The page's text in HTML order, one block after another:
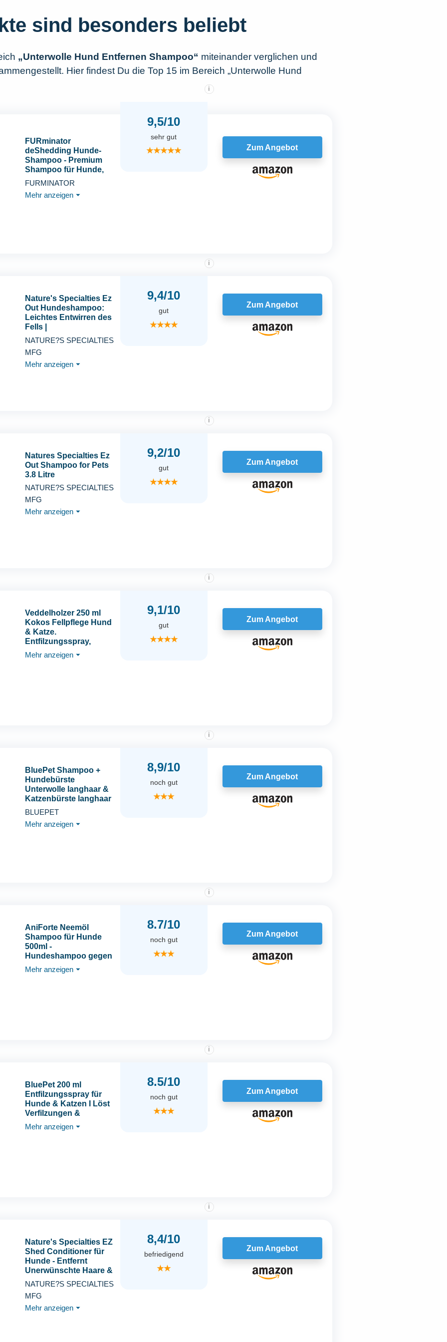
sind besonders beliebt
„Unterwolle Hund Entfernen Shampoo“ miteinander verglichen und
Hier findest Du die Top 15 im Bereich „Unterwolle Hund
FURminator
deShedding Hunde-
Shampoo - Premium
Shampoo für Hunde,
löst effektiv lose Haare,
473 ml
FURMINATOR
Mehr anzeigen ⏷
9,5/10
i
sehr gut
★★★★★ Zum Angebot
Nature's Specialties Ez
Out Hundeshampoo:
Leichtes Entwirren des
Fells |
Haustierfreundliche
Formel | Sanft &
Effektiv | Pflege und
Grooming Lösung |
NATURE?S SPECIALTIES
MFG
Mehr anzeigen ⏷
9,4/10
i
gut
★★★★
Zum Angebot
Natures Specialties Ez
Out Shampoo for Pets
3.8 Litre
NATURE?S SPECIALTIES
MFG
Mehr anzeigen ⏷
9,2/10
i
gut
★★★★
Zum Angebot
Veddelholzer 250 ml
Kokos Fellpflege Hund
& Katze.
Entfilzungsspray,
Welpen, Fell. Zubehör,
Hundeparfüm,
Mehr anzeigen ⏷
9,1/10
i
gut
★★★★
Zum Angebot
BluePet Shampoo +
Hundebürste
Unterwolle langhaar &
Katzenbürste langhaar
I Unterwollkamm
entfernt Unterwolle &
Verfilzungen I
BLUEPET
Mehr anzeigen ⏷
8,9/10
i
noch gut
★★★
Zum Angebot
AniForte Neemöl
Shampoo für Hunde
500ml -
Hundeshampoo gegen
Juckreiz, Milben, Flöhe,
Zecken,
Mehr anzeigen ⏷
8.7/10
i
noch gut
★★★
Zum Angebot
BluePet 200 ml
Entfilzungsspray für
Hunde & Katzen I Löst
Verfilzungen &
Verbessert
Kämmbarkeit, Anti Filz
Mehr anzeigen ⏷
8.5/10
i
noch gut
★★★
Zum Angebot
Nature's Specialties EZ
Shed Conditioner für
Hunde - Entfernt
Unerwünschte Haare &
Befeuchtet die Haut -
Verringert das
Scheuern - Pflegt das
Fell des Hundes -
NATURE?S SPECIALTIES
MFG
Mehr anzeigen ⏷
8,4/10
i
befriedigend
★★
Zum Angebot